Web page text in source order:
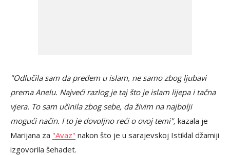
"Odlučila sam da pređem u islam, ne samo zbog ljubavi
prema Anelu. Najveći razlog je taj što je islam lijepa i tačna
vjera. To sam učinila zbog sebe, da živim na najbolji
mogući način. I to je dovoljno reći o ovoj temi", kazala je
Marijana za "Avaz" nakon što je u sarajevskoj Istiklal džamiji
izgovorila šehadet.